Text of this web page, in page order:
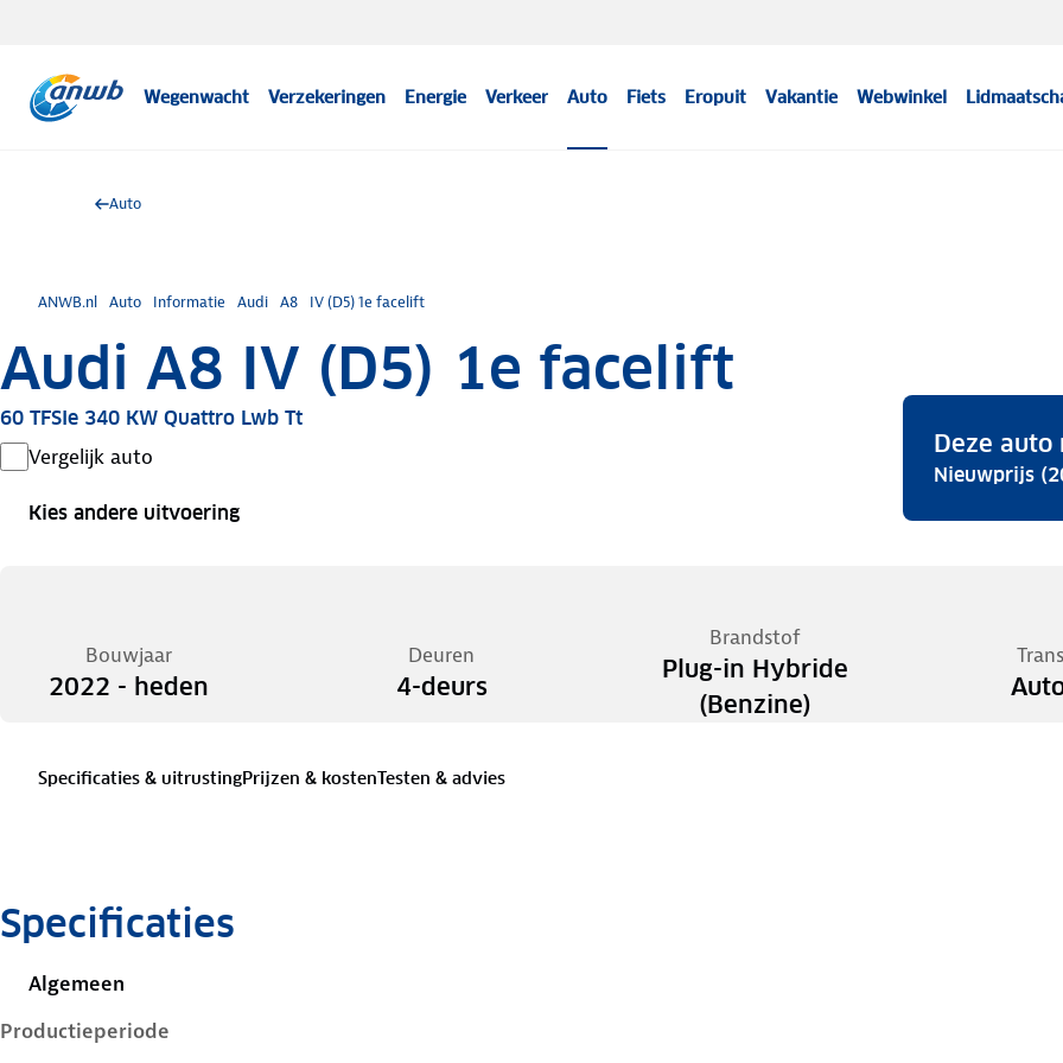
Wegenwacht Verzekeringen Energie Verkeer Auto Fiets Eropuit Vakantie Webwinkel
Auto
ANWB.nl Auto Informatie Audi A8 IV (D5) 1e facelift
Audi A8 IV (D5) 1e facelift
60 TFSIe 340 KW Quattro Lwb Tt
Vergelijk auto
Kies andere uitvoering
Deze auto
Nieuwprijs
Bouwjaar
2022 - heden
Deuren
4-deurs
Brandstof
Plug-in Hybride
(Benzine)
Specificaties & uitrustingPrijzen & kostenTesten & advies
Specificaties
Algemeen
Productieperiode